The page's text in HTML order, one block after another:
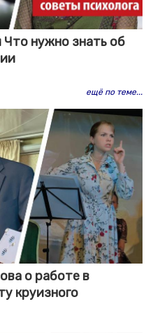
Что нужно знать об
ещё по теме...
о работе в
круизного